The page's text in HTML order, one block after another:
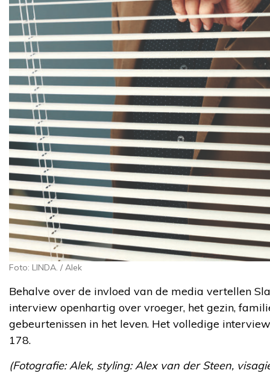
Foto: LINDA. / Alek
Behalve over de invloed van de media vertellen
interview openhartig over vroeger, het gezin,
gebeurtenissen in het leven. Het volledige
178.
(Fotografie: Alek, styling: Alex van der Steen,